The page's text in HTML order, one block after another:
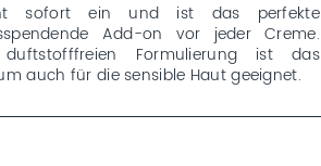
sofort ein und ist das perfekte
Add-on vor jeder Creme.
Formulierung ist das
auch für die sensible Haut geeignet.